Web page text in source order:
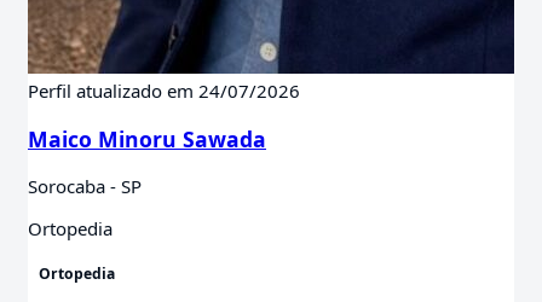
Perfil atualizado em 24/07/2026
Maico Minoru Sawada
Sorocaba - SP
Ortopedia
Ortopedia